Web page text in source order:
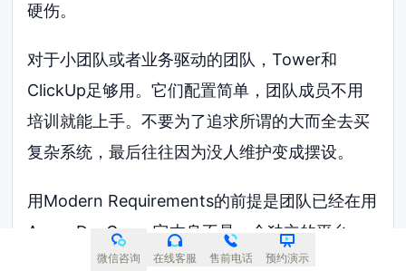
硬伤。
对于小团队或者业务驱动的团队，Tower和
ClickUp足够用。它们配置简单，团队成员不用
培训就能上手。不要为了追求所谓的大而全去买
复杂系统，最后往往因为没人维护变成摆设。
用Modern Requirements的前提是团队已经在用
Azure DevOps。它本身不是一个独立的平台，
而是作为插件增强Azure DevOps的需求管理能
微信咨询 在线客服 售前电话 预约演示